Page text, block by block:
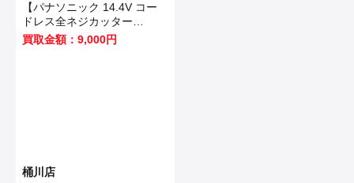
【パナソニック 14.4V コー
ドレス全ネジカッター
EZ4540LZ2S-B 】藤沢市の
お客様から買取させていただ
買取金額：9,000円
桶川店